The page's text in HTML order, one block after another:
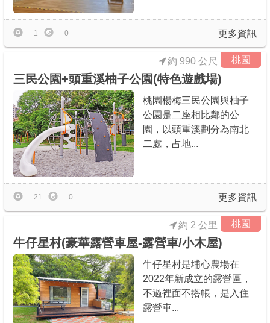
更多資訊
1 0
桃園
三民公園+頭重溪柚子公園(特色遊戲場)
約 990 公尺
桃園楊梅三民公園與柚子
公園是二座相比鄰的公
園，以頭重溪劃分為南北
二處，占地...
更多資訊
21 0
桃園
牛仔星村(豪華露營車屋-露營車/小木屋)
約 2 公里
牛仔星村是埔心農場在
2022年新成立的露營區，
不過裡面不搭帳，是入住
露營車...